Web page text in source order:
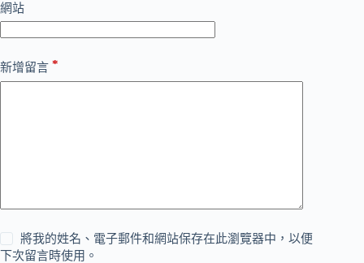
網站
新增留言 *
將我的姓名、電子郵件和網站保存在此瀏覽器中，以便
下次留言時使用。